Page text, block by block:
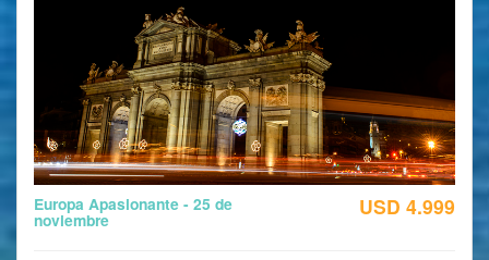
Europa Apasionante - 25 de
noviembre USD 4.999